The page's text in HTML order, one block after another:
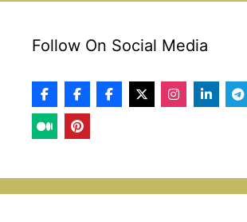
Follow On Social Media